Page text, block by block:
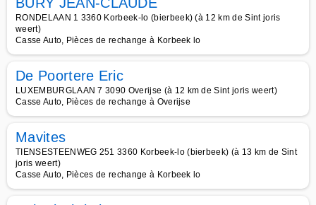
RONDELAAN 1 3360 Korbeek-lo (bierbeek) (à 12 km de Sint joris
weert)
Casse Auto, Pièces de rechange à Korbeek lo
De Poortere Eric
LUXEMBURGLAAN 7 3090 Overijse (à 12 km de Sint joris weert)
Casse Auto, Pièces de rechange à Overijse
Mavites
TIENSESTEENWEG 251 3360 Korbeek-lo (bierbeek) (à 13 km de Sint
joris weert)
Casse Auto, Pièces de rechange à Korbeek lo